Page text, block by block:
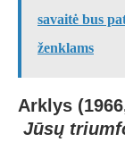
savaitė bus
ženklams
Arklys
Jūsų